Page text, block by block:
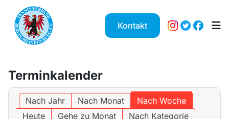
Kontakt
Terminkalender
Nach Jahr Nach Monat
Nach Woche
Heute
Gehe zu Monat Nach Kategorie